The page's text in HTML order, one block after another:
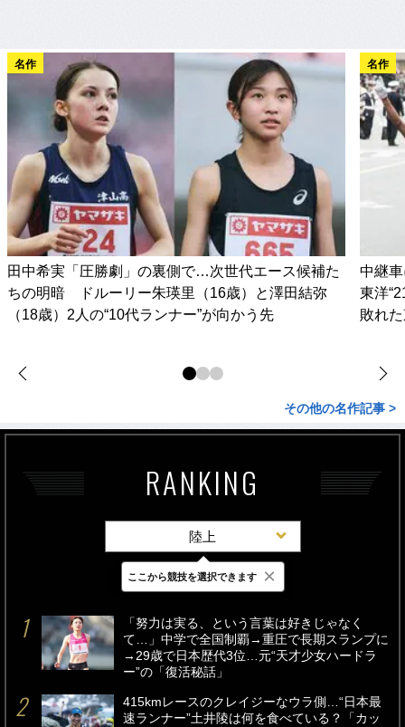
名作
田中希実「圧勝劇」の裏側で…次世代エース候補た
ちの明暗 ドルーリー朱瑛里（16歳）と澤田結弥
（18歳）2人の“10代ランナー”が向かう先
名作
中継
東洋
敗れ
その他の名作記事 >
RANKING
陸上
最新 24時間 週間
「努力は実る、という言葉は好きじゃなく
て…」中学で全国制覇→重圧で長期スランプに
→29歳で日本歴代3位…元“天才少女ハードラ
ー”の「復活秘話」
415kmレースのクレイジーなウラ側…“日本最
速ランナー”土井陵は何を食べている？「カッ
ここから競技を選択できます ×